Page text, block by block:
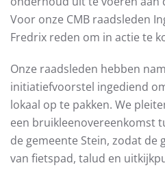
Voor onze CMB raadsleden
Fredrix reden om in actie te
Onze raadsleden hebben
initiatiefvoorstel ingediend
lokaal op te pakken. We
een bruikleenovereenkomst
de gemeente Stein, zodat
van fietspad, talud en